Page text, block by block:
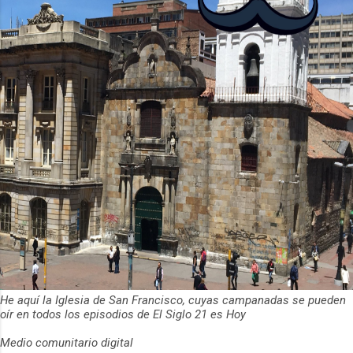
ha empeza...
He aquí la Iglesia de San Francisco, cuyas campanadas se pueden
oír en todos los episodios de El Siglo 21 es Hoy
Medio comunitario digital